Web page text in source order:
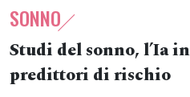
SONNO
Studi del sonno, l’Ia
predittori di rischio